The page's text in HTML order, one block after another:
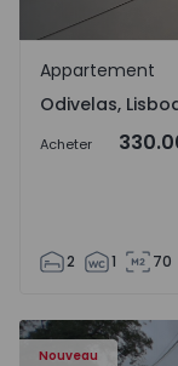
Odivelas, Lisboa
Appartement
Odivelas,
Acheter
2 1 70
Nouveau
Appartement T3